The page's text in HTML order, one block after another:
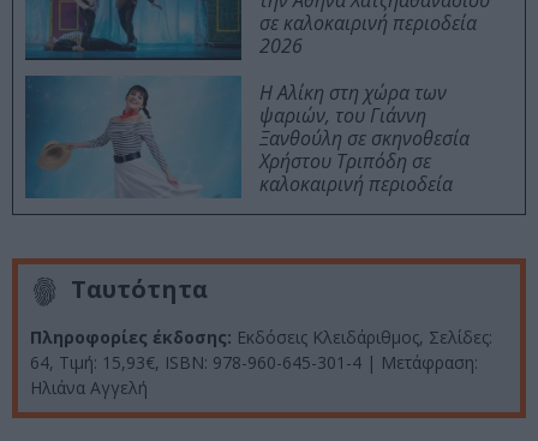
σε καλοκαιρινή περιοδεία
2026
Η Αλίκη στη χώρα των
ψαριών, του Γιάννη
Ξανθούλη σε σκηνοθεσία
Χρήστου Τριπόδη σε
καλοκαιρινή περιοδεία
Ταυτότητα
Πληροφορίες έκδοσης: Εκδόσεις Κλειδάριθμος, Σελίδες:
64, Τιμή: 15,93€, ISBN: 978-960-645-301-4 | Μετάφραση:
Ηλιάνα Αγγελή